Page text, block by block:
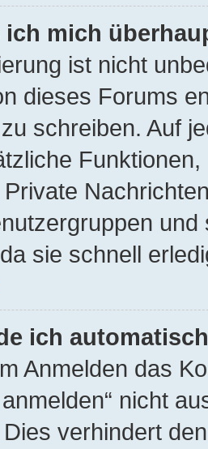
ich mich
ist nicht
dieses Forums
schreiben. Auf
sie schnell
ich
Anmelden das
nicht
verhindert